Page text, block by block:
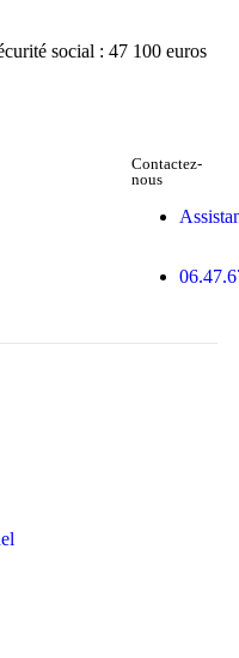
social : 47 100 euros
Contactez-
nous